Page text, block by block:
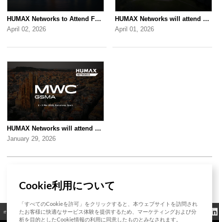
HUMAX Networks to Attend FTTH Conference 2026
April 02, 2026
HUMAX Networks will attend CableLabs Tech Summit 2026
April 01, 2026
HUMAX Networks will attend MWC Barcelona 2026
January 29, 2026
オープンソース 認証 お問い合わせ
クッキーポリシ
ー
規制情報
Cookie利用について
「すべてのCookieを許可」をクリックすると、本ウェブサイトを訪問され
たお客様に快適なサービス体験を提供するため、マーケティングおよび分
析を目的としたCookie情報の利用に同意したものとみなされます。